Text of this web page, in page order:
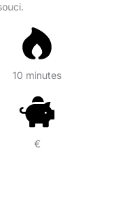
10 minutes
€